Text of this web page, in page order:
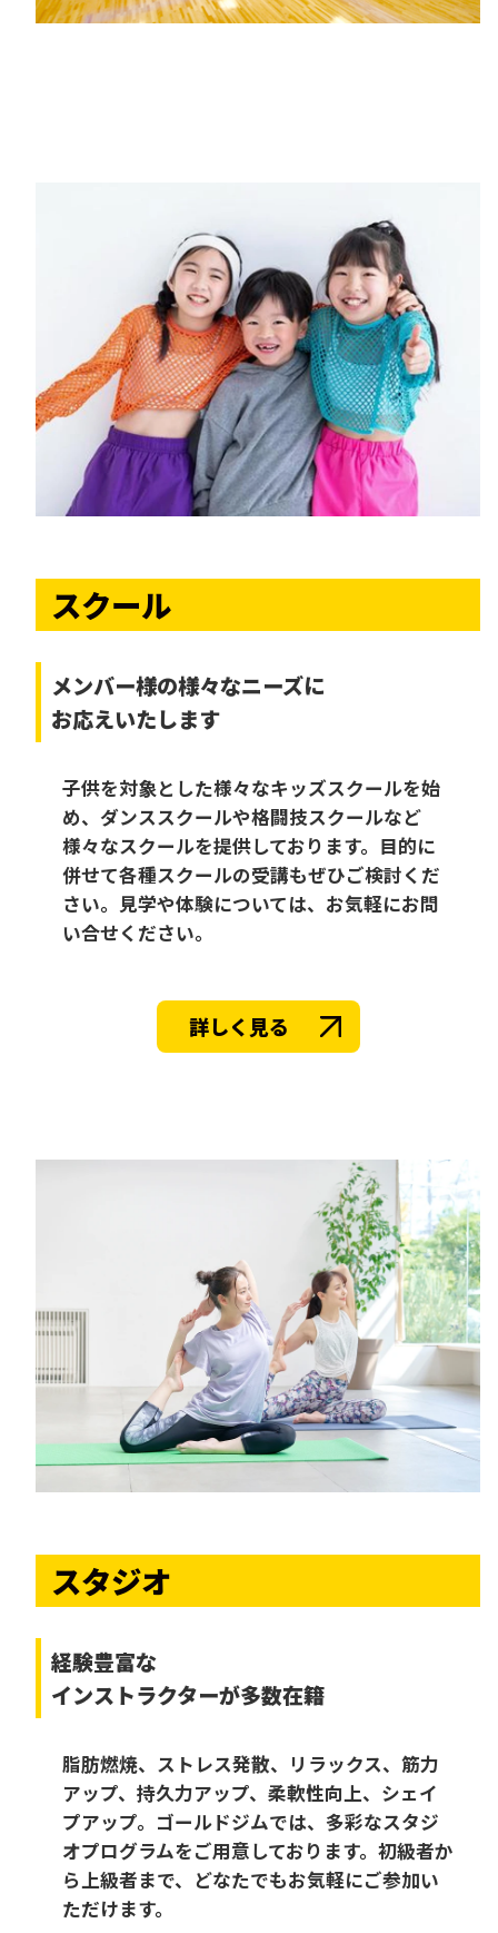
スクール
メンバー様の様々なニーズに
お応えいたします
子供を対象とした様々なキッズスクールを始
め、ダンススクールや格闘技スクールなど
様々なスクールを提供しております。目的に
併せて各種スクールの受講もぜひご検討くだ
さい。見学や体験については、お気軽にお問
い合せください。
詳しく見る
スタジオ
経験豊富な
インストラクターが多数在籍
脂肪燃焼、ストレス発散、リラックス、筋力
アップ、持久力アップ、柔軟性向上、シェイ
プアップ。ゴールドジムでは、多彩なスタジ
オプログラムをご用意しております。初級者か
ら上級者まで、どなたでもお気軽にご参加い
ただけます。